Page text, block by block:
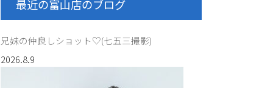
最近の富山店のブログ
兄妹の仲良しショット♡(七五三撮影)
2026.8.9